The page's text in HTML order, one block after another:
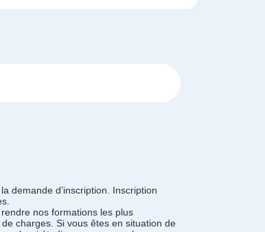
demande d’inscription. Inscription
nos formations les plus
charges. Si vous êtes en situation de